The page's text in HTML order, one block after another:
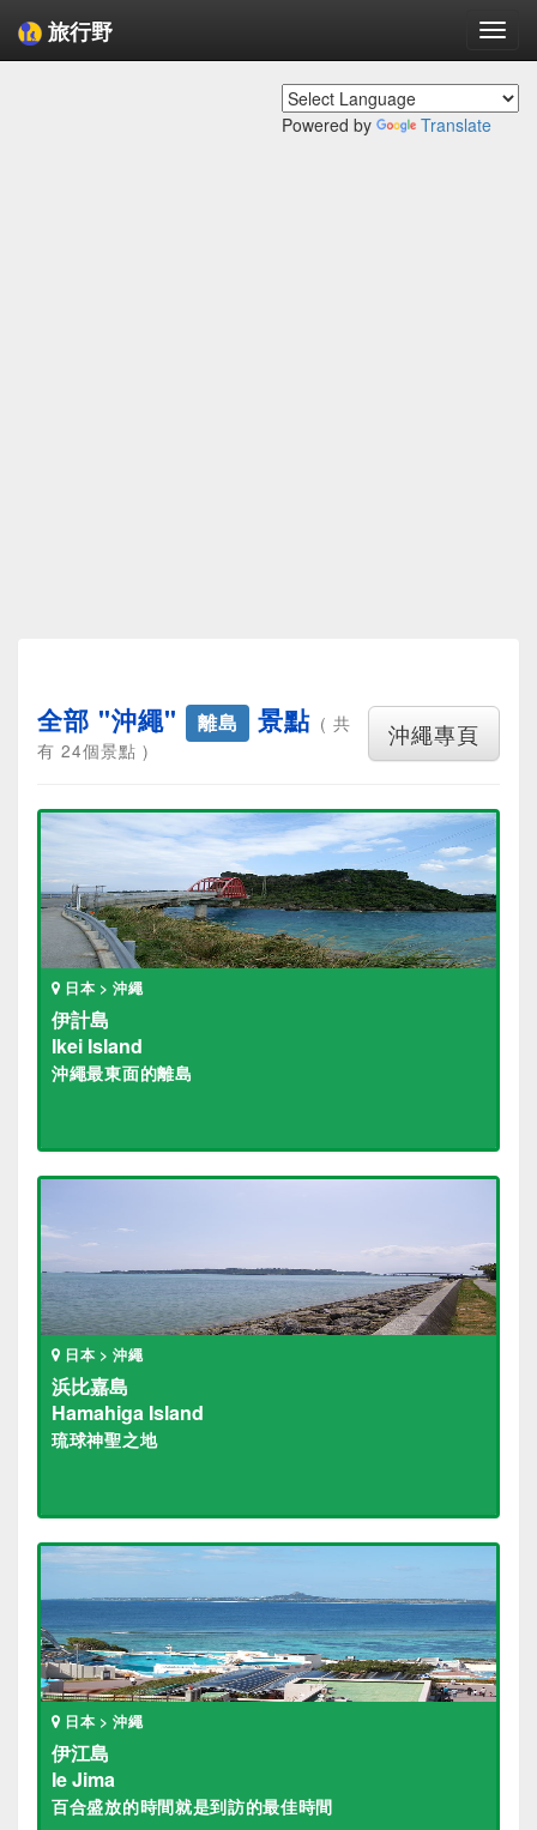
旅行野
Powered by Translate
沖繩專頁
全部 "沖繩" 離島 景點 ( 共
有 24個景點 )
日本 > 沖繩
伊計島
Ikei Island
沖繩最東面的離島
日本 > 沖繩
浜比嘉島
Hamahiga Island
琉球神聖之地
日本 > 沖繩
伊江島
Ie Jima
百合盛放的時間就是到訪的最佳時間